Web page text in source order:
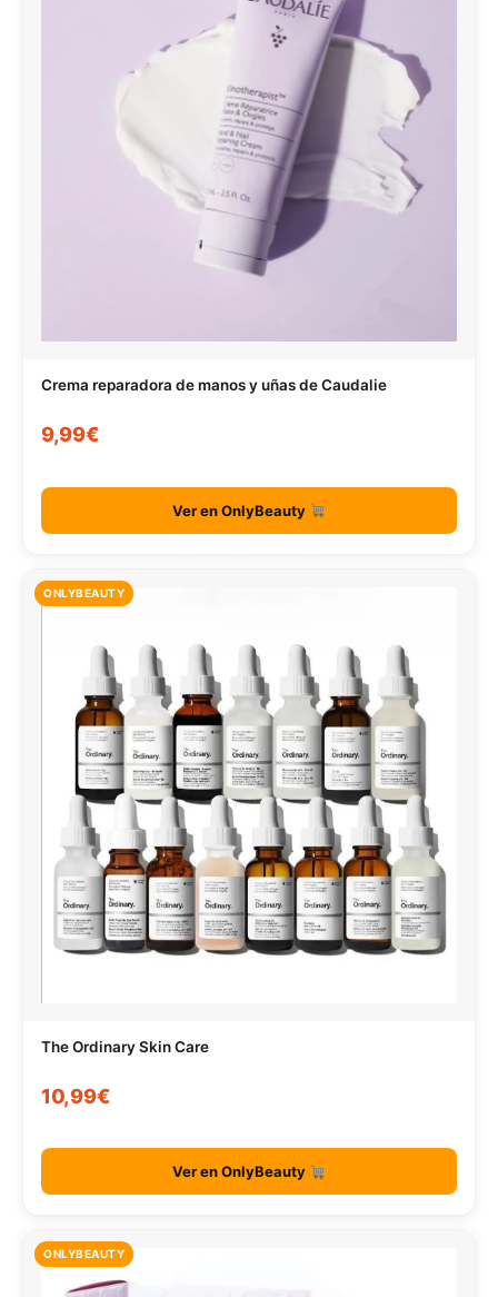
Crema reparadora de manos y uñas de Caudalie
9,99€
Ver en OnlyBeauty
ONLYBEAUTY
The Ordinary Skin Care
10,99€
Ver en OnlyBeauty
ONLYBEAUTY